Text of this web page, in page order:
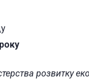
розвитку